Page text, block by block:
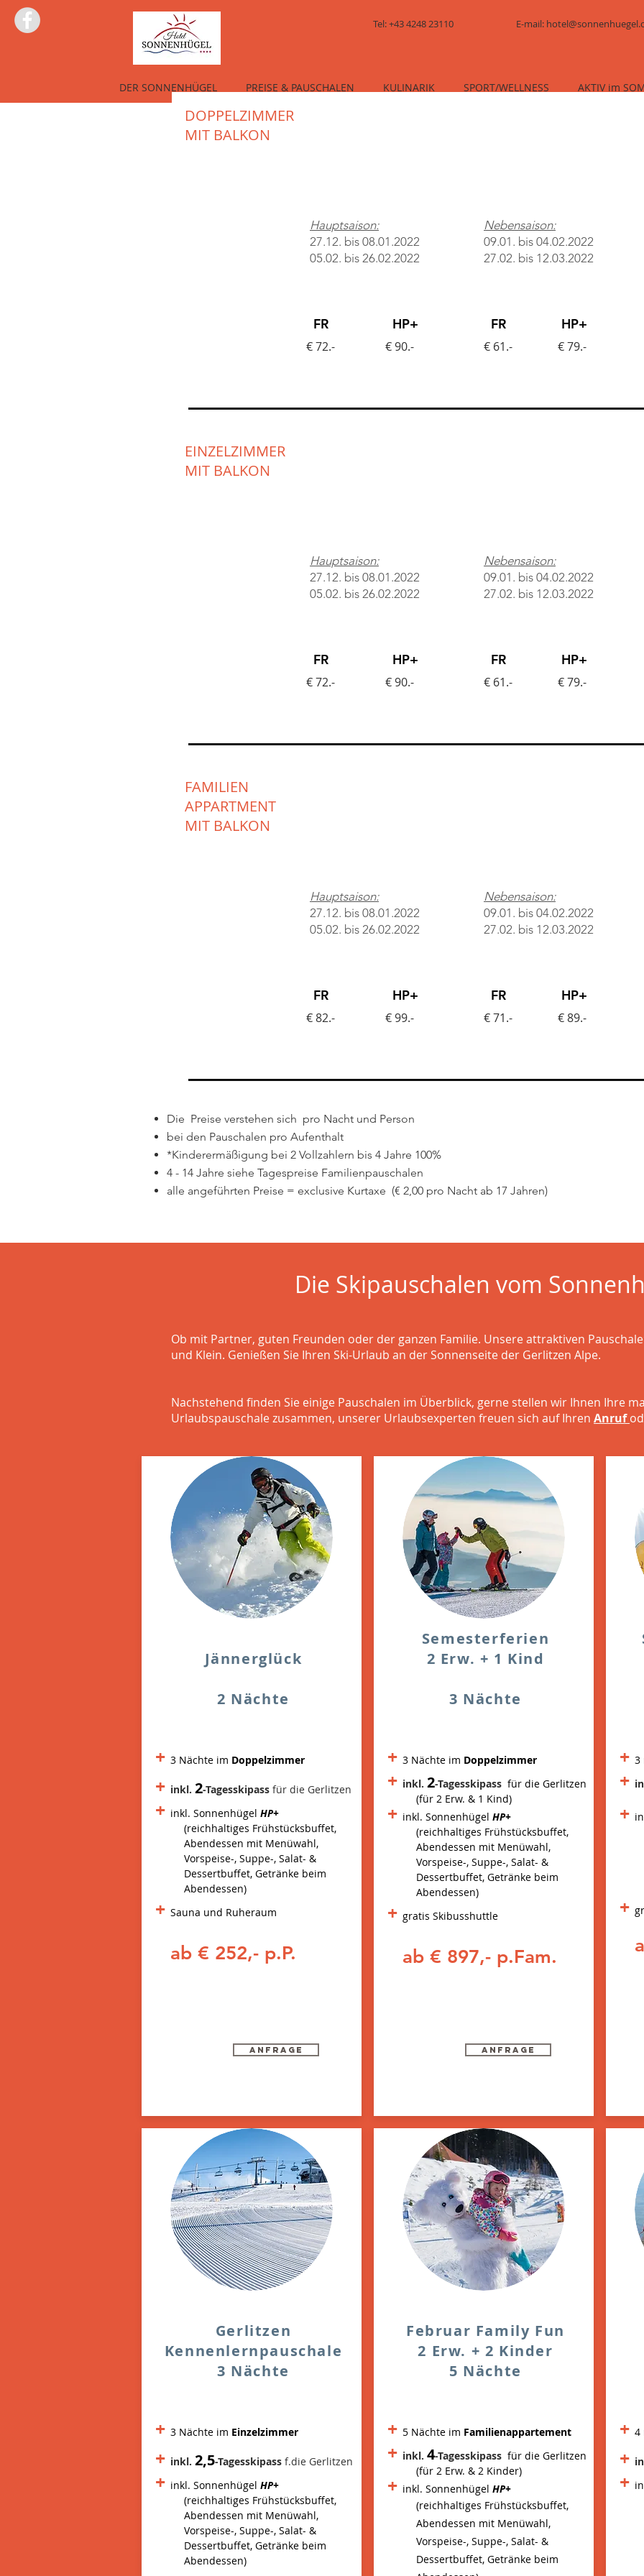
Tel: +43 4248 23110 E-mail:
DER SONNENHÜGEL PREISE & PAUSCHALEN KULINARIK SPORT/WELLNESS AKTIV im
DOPPELZIMMER
MIT BALKON
Hauptsaison:
27.12. bis 08.01.2022
05.02. bis 26.02.2022
Nebensaison:
09.01. bis 04.02.2022
27.02. bis 12.03.2022
FR HP+ FR HP+
€ 72.- € 90.- € 61.- € 79.-
EINZELZIMMER
MIT BALKON
Hauptsaison:
27.12. bis 08.01.2022
05.02. bis 26.02.2022
Nebensaison:
09.01. bis 04.02.2022
27.02. bis 12.03.2022
FR HP+ FR HP+
€ 72.- € 90.- € 61.- € 79.-
FAMILIEN
APPARTMENT
MIT BALKON
Hauptsaison:
27.12. bis 08.01.2022
05.02. bis 26.02.2022
Nebensaison:
09.01. bis 04.02.2022
27.02. bis 12.03.2022
FR HP+ FR HP+
€ 82.- € 99.- € 71.- € 89.-
Die Preise verstehen sich pro Nacht und Person
bei den Pauschalen pro Aufenthalt
*Kinderermäßigung bei 2 Vollzahlern bis 4 Jahre 100%
4 - 14 Jahre siehe Tagespreise Familienpauschalen
alle angeführten Preise = exclusive Kurtaxe (€ 2,00 pro Nacht ab 17 Jahren)
Die Skipauschalen vom
Ob mit Partner, guten Freunden oder der ganzen Familie. Unsere attraktiven
und Klein. Genießen Sie Ihren Ski-Urlaub an der Sonnenseite der Gerlitzen Alpe.
Nachstehend finden Sie einige Pauschalen im Überblick, gerne stellen wir Ihnen Ihre
Urlaubspauschale zusammen, unserer Urlaubsexperten freuen sich auf Ihren Anruf
Jännerglück
2 Nächte
+ 3 Nächte im Doppelzimmer
+ inkl. 2-Tagesskipass für die Gerlitzen
+ inkl. Sonnenhügel HP+
(reichhaltiges Frühstücksbuffet,
Abendessen mit Menüwahl,
Vorspeise-, Suppe-, Salat- &
Dessertbuffet, Getränke beim
Abendessen)
+ Sauna und Ruheraum
ab € 252,- p.P.
Anfrage
Gerlitzen
Kennenlernpauschale
3 Nächte
+ 3 Nächte im Einzelzimmer
+ inkl. 2,5-Tagesskipass f.die Gerlitzen
+ inkl. Sonnenhügel HP+
(reichhaltiges Frühstücksbuffet,
Abendessen mit Menüwahl,
Vorspeise-, Suppe-, Salat- &
Dessertbuffet, Getränke beim
Abendessen)
Semesterferien
2 Erw. + 1 Kind
3 Nächte
+ 3 Nächte im Doppelzimmer
+ inkl. 2-Tagesskipass für die Gerlitzen
(für 2 Erw. & 1 Kind)
+ inkl. Sonnenhügel HP+
(reichhaltiges Frühstücksbuffet,
Abendessen mit Menüwahl,
Vorspeise-, Suppe-, Salat- &
Dessertbuffet, Getränke beim
Abendessen)
+ gratis Skibusshuttle
ab € 897,- p.Fam.
Anfrage
Februar Family Fun
2 Erw. + 2 Kinder
5 Nächte
+ 5 Nächte im Familienappartement
+ inkl. 4-Tagesskipass für die Gerlitzen
(für 2 Erw. & 2 Kinder)
+ inkl. Sonnenhügel HP+
(reichhaltiges Frühstücksbuffet,
Abendessen mit Menüwahl,
Vorspeise-, Suppe-, Salat- &
Dessertbuffet, Getränke beim
+ 3
+
+
+
+ 4
+
+